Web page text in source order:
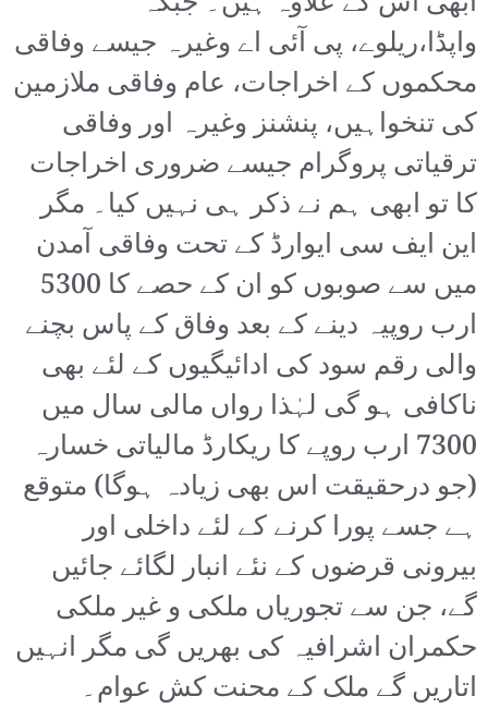
واپڈا،ریلوے، پی آئی اے وغیرہ جیسے وفاقی
محکموں کے اخراجات، عام وفاقی ملازمین
کی تنخواہیں، پنشنز وغیرہ اور وفاقی
ترقیاتی پروگرام جیسے ضروری اخراجات
کا تو ابھی ہم نے ذکر ہی نہیں کیا۔ مگر
این ایف سی ایوارڈ کے تحت وفاقی آمدن
میں سے صوبوں کو ان کے حصے کا 5300
ارب روپیہ دینے کے بعد وفاق کے پاس بچنے
والی رقم سود کی ادائیگیوں کے لئے بھی
ناکافی ہو گی لہٰذا رواں مالی سال میں
7300 ارب روپے کا ریکارڈ مالیاتی خسارہ
(جو درحقیقت اس بھی زیادہ ہوگا) متوقع
ہے جسے پورا کرنے کے لئے داخلی اور
بیرونی قرضوں کے نئے انبار لگائے جائیں
گے، جن سے تجوریاں ملکی و غیر ملکی
حکمران اشرافیہ کی بھریں گی مگر انہیں
اتاریں گے ملک کے محنت کش عوام۔